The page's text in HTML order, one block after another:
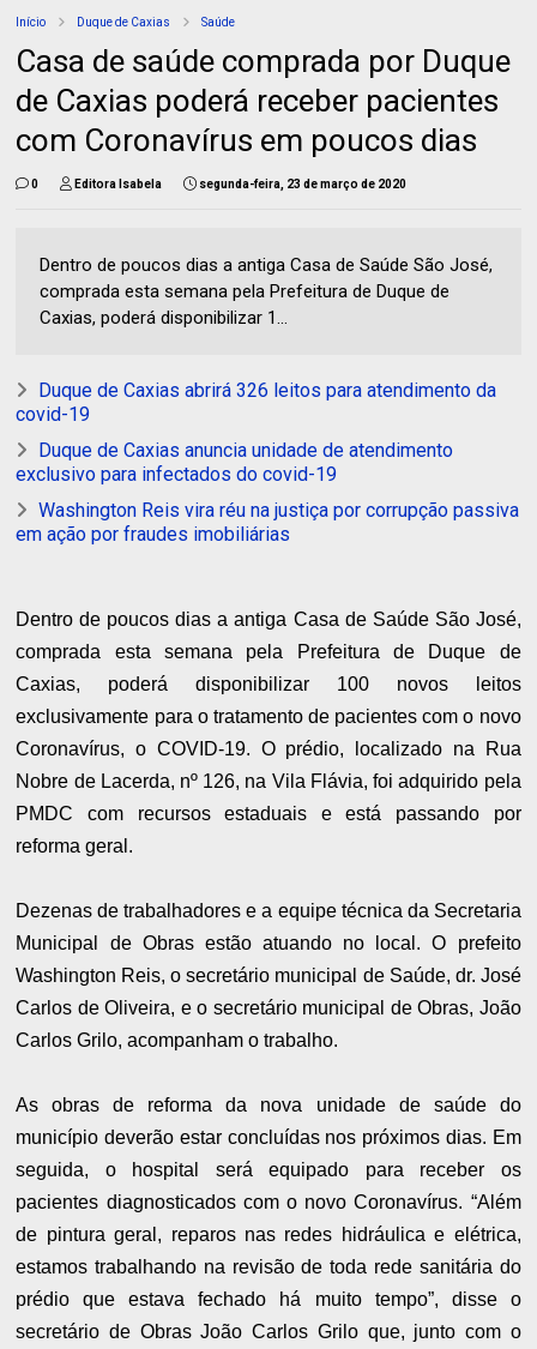
Início Duque de Caxias Saúde
Casa de saúde comprada por Duque
de Caxias poderá receber pacientes
com Coronavírus em poucos dias
0 Editora Isabela segunda-feira, 23 de março de 2020
Dentro de poucos dias a antiga Casa de Saúde São José,
comprada esta semana pela Prefeitura de Duque de
Caxias, poderá disponibilizar 1...
Duque de Caxias abrirá 326 leitos para atendimento da
covid-19
Duque de Caxias anuncia unidade de atendimento
exclusivo para infectados do covid-19
Washington Reis vira réu na justiça por corrupção passiva
em ação por fraudes imobiliárias
Dentro de poucos dias a antiga Casa de Saúde São José,
comprada esta semana pela Prefeitura de Duque de
Caxias, poderá disponibilizar 100 novos leitos
exclusivamente para o tratamento de pacientes com o novo
Coronavírus, o COVID-19. O prédio, localizado na Rua
Nobre de Lacerda, nº 126, na Vila Flávia, foi adquirido pela
PMDC com recursos estaduais e está passando por
reforma geral.
Dezenas de trabalhadores e a equipe técnica da Secretaria
Municipal de Obras estão atuando no local. O prefeito
Washington Reis, o secretário municipal de Saúde, dr. José
Carlos de Oliveira, e o secretário municipal de Obras, João
Carlos Grilo, acompanham o trabalho.
As obras de reforma da nova unidade de saúde do
município deverão estar concluídas nos próximos dias. Em
seguida, o hospital será equipado para receber os
pacientes diagnosticados com o novo Coronavírus. “Além
de pintura geral, reparos nas redes hidráulica e elétrica,
estamos trabalhando na revisão de toda rede sanitária do
prédio que estava fechado há muito tempo”, disse o
secretário de Obras João Carlos Grilo que, junto com o